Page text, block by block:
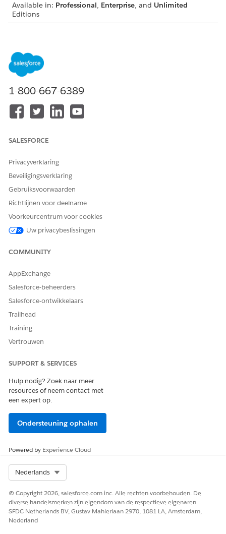
Available in: Professional, Enterprise, and Unlimited
Editions
your org. Financial Services is supported only in Lightning
Experience.
HEEFT DIT ARTIKEL UW PROBLEEM OPGELOST?
1-800-667-6389
SALESFORCE
Privacyverklaring
Beveiligingsverklaring
Gebruiksvoorwaarden
Richtlijnen voor deelname
Voorkeurcentrum voor cookies
Uw privacybeslissingen
COMMUNITY
AppExchange
Salesforce-beheerders
Salesforce-ontwikkelaars
Trailhead
Training
Vertrouwen
SUPPORT & SERVICES
Hulp nodig? Zoek naar meer
resources of neem contact met
een expert op.
Ondersteuning ophalen
Powered by Experience Cloud
Nederlands
© Copyright 2026, salesforce.com inc. Alle rechten voorbehouden. De
diverse handelsmerken zijn eigendom van de respectieve eigenaren.
SFDC Netherlands BV, Gustav Mahlerlaan 2970, 1081 LA, Amsterdam,
Nederland